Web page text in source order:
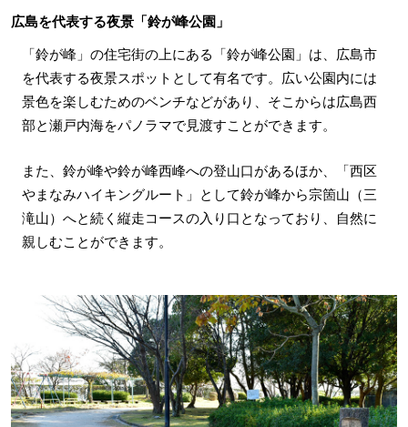
広島を代表する夜景「鈴が峰公園」
「鈴が峰」の住宅街の上にある「鈴が峰公園」は、広島市
を代表する夜景スポットとして有名です。広い公園内には
景色を楽しむためのベンチなどがあり、そこからは広島西
部と瀬戸内海をパノラマで見渡すことができます。
また、鈴が峰や鈴が峰西峰への登山口があるほか、「西区
やまなみハイキングルート」として鈴が峰から宗箇山（三
滝山）へと続く縦走コースの入り口となっており、自然に
親しむことができます。